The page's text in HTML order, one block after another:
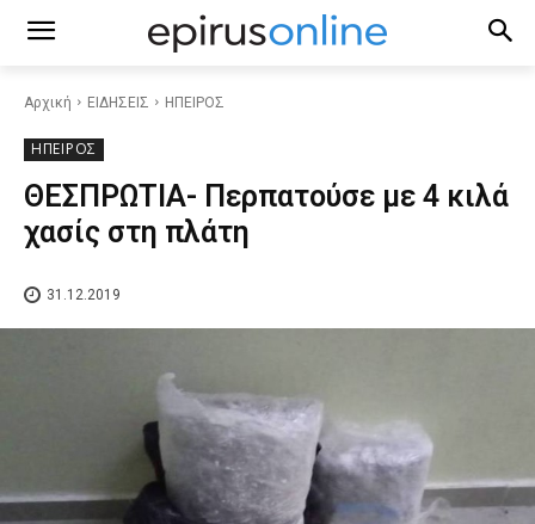
Αρχική ΕΙΔΗΣΕΙΣ ΗΠΕΙΡΟΣ
ΗΠΕΙΡΟΣ
ΘΕΣΠΡΩΤΙΑ- Περπατούσε με 4 κιλά
χασίς στη πλάτη
31.12.2019